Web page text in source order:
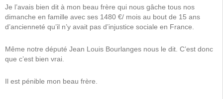
Je l’avais bien dit à mon beau frère qui nous gâche tous nos
dimanche en famille avec ses 1480 €/ mois au bout de 15 ans
d’ancienneté qu’il n’y avait pas d’injustice sociale en France.
Même notre député Jean Louis Bourlanges nous le dit. C’est donc
que c’est bien vrai.
Il est pénible mon beau frère.